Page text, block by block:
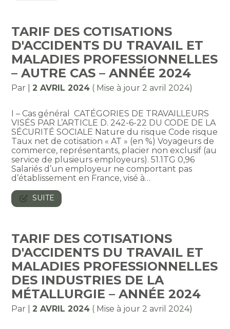
TARIF DES COTISATIONS
D'ACCIDENTS DU TRAVAIL ET
MALADIES PROFESSIONNELLES
– AUTRE CAS – ANNÉE 2024
Par |2 AVRIL 2024 ( Mise à jour 2 avril 2024)
I – Cas général CATÉGORIES DE TRAVAILLEURS
VISÉS PAR L’ARTICLE D. 242-6-22 DU CODE DE LA
SÉCURITÉ SOCIALE Nature du risque Code risque
Taux net de cotisation « AT » (en %) Voyageurs de
commerce, représentants, placier non exclusif (au
service de plusieurs employeurs). 51.1TG 0,96
Salariés d’un employeur ne comportant pas
d’établissement en France, visé à…
SUITE
TARIF DES COTISATIONS
D'ACCIDENTS DU TRAVAIL ET
MALADIES PROFESSIONNELLES
DES INDUSTRIES DE LA
MÉTALLURGIE – ANNÉE 2024
Par |2 AVRIL 2024 ( Mise à jour 2 avril 2024)